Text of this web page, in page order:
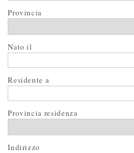
Provincia
Nato il
Residente a
Provincia residenza
Indirizzo